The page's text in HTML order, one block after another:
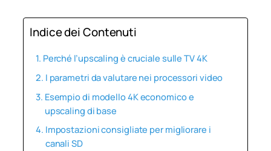
Indice dei Contenuti
Perché l’upscaling è cruciale sulle TV 4K
I parametri da valutare nei processori video
Esempio di modello 4K economico e
upscaling di base
Impostazioni consigliate per migliorare i
canali SD